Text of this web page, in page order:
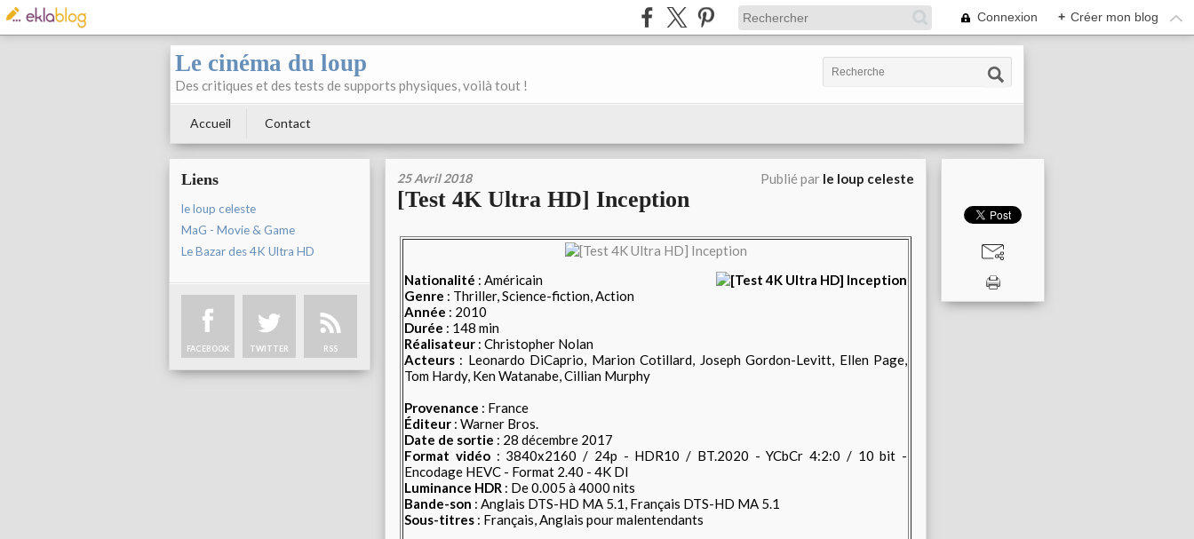
Connexion + Créer mon blog
Le cinéma du loup
Des critiques et des tests de supports physiques, voilà tout !
Accueil Contact
Liens
le loup celeste
MaG - Movie & Game
Le Bazar des 4K Ultra HD
FACEBOOK TWITTER RSS
25 Avril 2018 Publié par le loup celeste
[Test 4K Ultra HD] Inception
Nationalité : Américain
Genre : Thriller, Science-fiction, Action
Année : 2010
Durée : 148 min
Réalisateur : Christopher Nolan
Acteurs : Leonardo DiCaprio, Marion Cotillard, Joseph Gordon-Levitt, Ellen Page,
Tom Hardy, Ken Watanabe, Cillian Murphy
Provenance : France
Éditeur : Warner Bros.
Date de sortie : 28 décembre 2017
Format vidéo: 3840x2160 / 24p - HDR10 / BT.2020 - YCbCr 4:2:0 / 10 bit -
Encodage HEVC - Format 2.40 - 4K DI
Luminance HDR : De 0.005 à 4000 nits
Bande-son : Anglais DTS-HD MA 5.1, Français DTS-HD MA 5.1
Sous-titres : Français, Anglais pour malentendants